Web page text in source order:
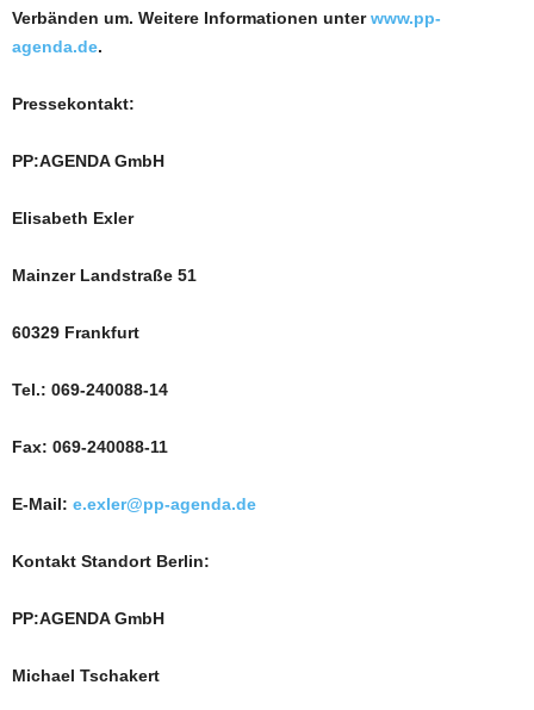
Verbänden um. Weitere Informationen unterwww.pp-
agenda.de.
Pressekontakt:
PP:AGENDA GmbH
Elisabeth Exler
Mainzer Landstraße 51
60329 Frankfurt
Tel.: 069-240088-14
Fax: 069-240088-11
E-Mail: e.exler@pp-agenda.de
Kontakt Standort Berlin:
PP:AGENDA GmbH
Michael Tschakert